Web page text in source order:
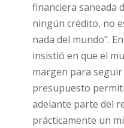
financiera saneada
ningún crédito, no
nada del mundo”.
insistió en que el
margen para
presupuesto
adelante parte del
prácticamente un